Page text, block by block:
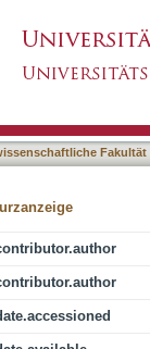
Fakultät